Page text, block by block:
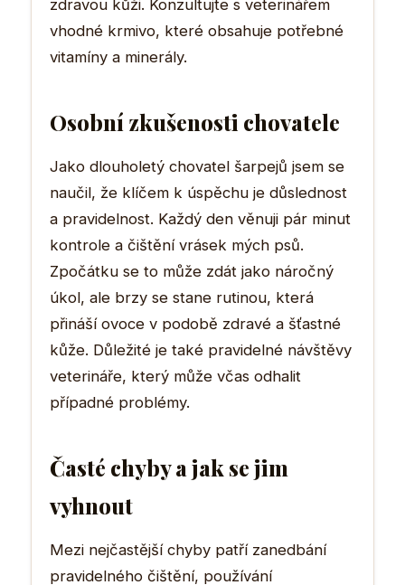
zdravou kůži. Konzultujte s veterinářem
vhodné krmivo, které obsahuje potřebné
vitamíny a minerály.
Osobní zkušenosti chovatele
Jako dlouholetý chovatel šarpejů jsem se
naučil, že klíčem k úspěchu je důslednost
a pravidelnost. Každý den věnuji pár minut
kontrole a čištění vrásek mých psů.
Zpočátku se to může zdát jako náročný
úkol, ale brzy se stane rutinou, která
přináší ovoce v podobě zdravé a šťastné
kůže. Důležité je také pravidelné návštěvy
veterináře, který může včas odhalit
případné problémy.
Časté chyby a jak se jim
vyhnout
Mezi nejčastější chyby patří zanedbání
pravidelného čištění, používání